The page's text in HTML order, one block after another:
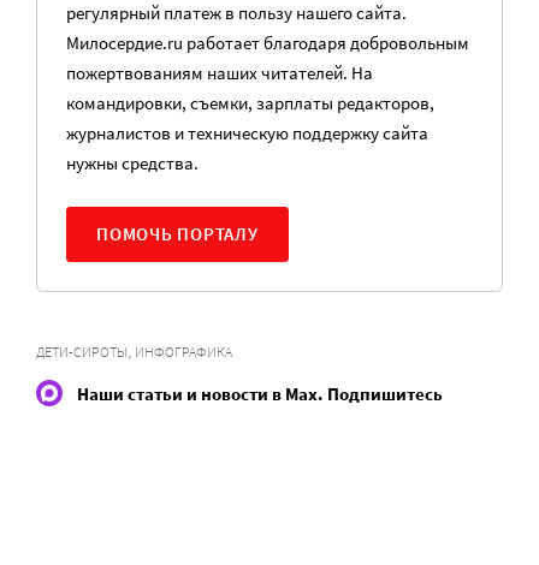
регулярный платеж в пользу нашего сайта.
Милосердие.ru работает благодаря добровольным
пожертвованиям наших читателей. На
командировки, съемки, зарплаты редакторов,
журналистов и техническую поддержку сайта
нужны средства.
ПОМОЧЬ ПОРТАЛУ
ДЕТИ-СИРОТЫ, ИНФОГРАФИКА
Наши статьи и новости в Max. Подпишитесь